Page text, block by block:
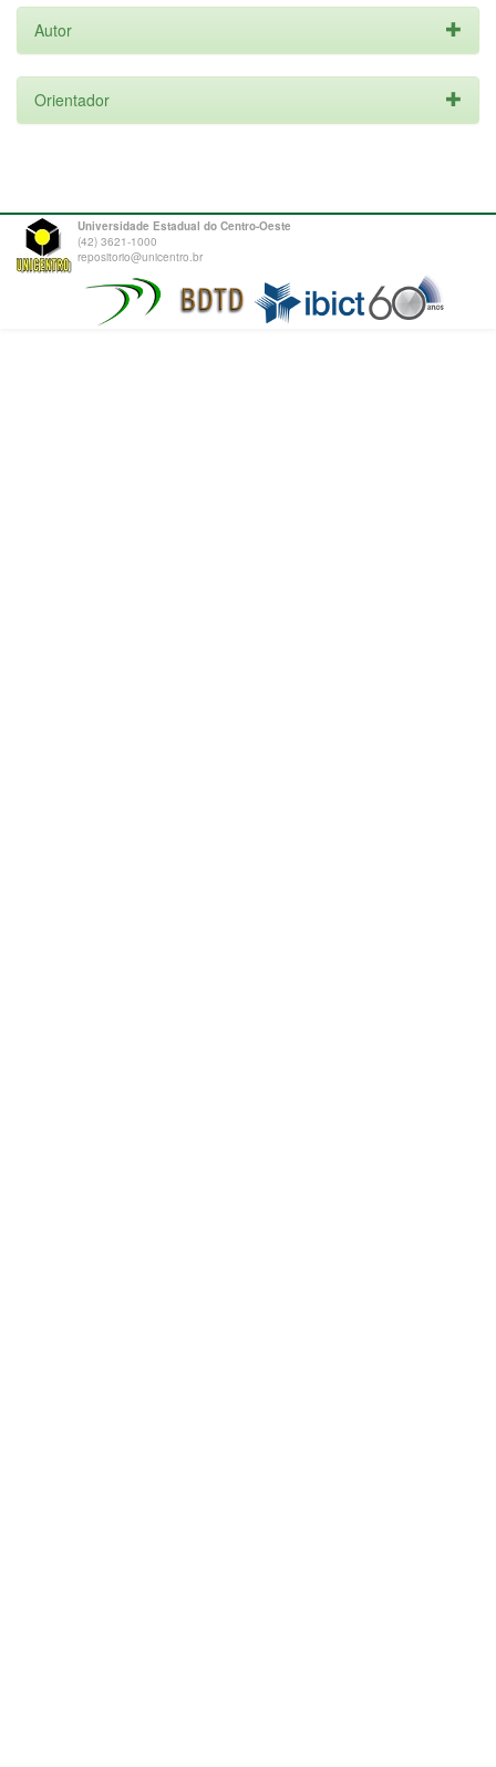
Autor
Orientador
Universidade Estadual do Centro-Oeste
(42) 3621-1000
repositorio@unicentro.br